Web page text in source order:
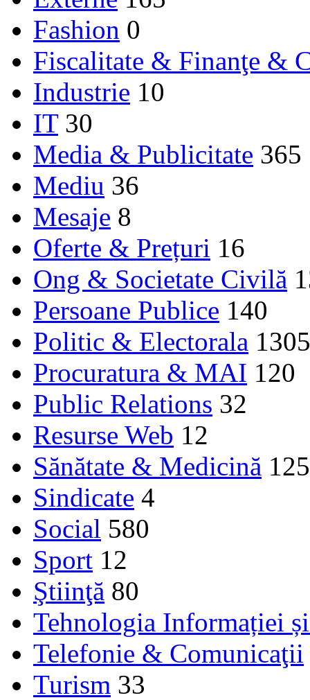
Fashion 0
Fiscalitate & Finanţe &
Industrie 10
IT 30
Media & Publicitate 365
Mediu 36
Mesaje 8
Oferte & Prețuri 16
Ong & Societate Civilă
Persoane Publice 140
Politic & Electorala 1305
Procuratura & MAI 120
Public Relations 32
Resurse Web 12
Sănătate & Medicină 125
Sindicate 4
Social 580
Sport 12
Ştiinţă 80
Tehnologia Informației
Telefonie & Comunicaţii
Turism 33